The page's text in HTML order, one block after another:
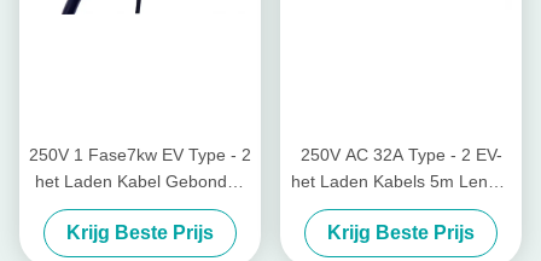
250V 1 Fase7kw EV Type - 2
het Laden Kabel Gebonden
EV Lader
Krijg Beste Prijs
250V AC 32A Type - 2 EV-
het Laden Kabels 5m Lengte
Open Beëindigen voor Auto
Krijg Beste Prijs